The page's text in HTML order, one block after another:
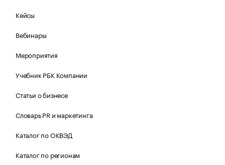
Кейсы
Вебинары
Мероприятия
Учебник РБК Компании
Статьи о бизнесе
Словарь PR и маркетинга
Каталог по ОКВЭД
Каталог по регионам